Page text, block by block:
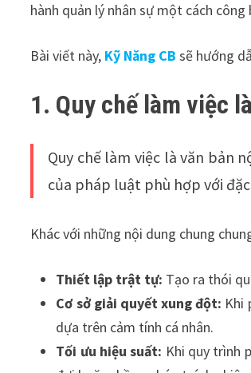
hành quản lý nhân sự một cách công
Bài viết này, Kỹ Năng CB sẽ hướng
1. Quy chế làm việc
Quy chế làm việc là văn bản
của pháp luật phù hợp với
Khác với những nội dung chung
Thiết lập trật tự: Tạo ra thói
Cơ sở giải quyết xung đột: Khi
dựa trên cảm tính cá nhân.
Tối ưu hiệu suất: Khi quy trình